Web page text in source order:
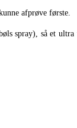
afprøve første.
spray), så et